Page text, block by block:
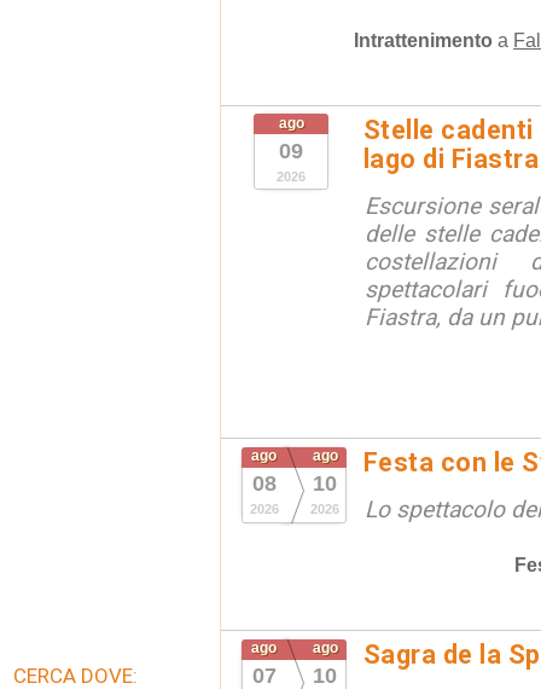
Intrattenimento a
ago
09
2026
Stelle
lago di Fiastra
Escursione
delle stelle
spettacolari
Fiastra, da un
ago
08
2026
ago
10
2026
Festa con le
Lo spettacolo
ago
07
ago
10
Sagra de la
CERCA DOVE: